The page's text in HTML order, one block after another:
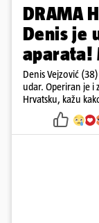
DRAMA
Denis je
aparata!
Denis Vejzović
udar. Operiran je i
Hrvatsku, kažu
'Imamo 72 sata'